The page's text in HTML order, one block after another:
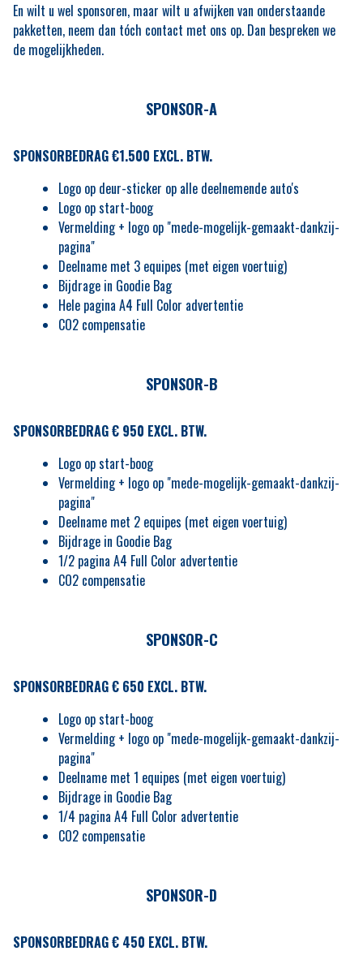
En wilt u wel sponsoren, maar wilt u afwijken van onderstaande
pakketten, neem dan tóch contact met ons op. Dan bespreken we
de mogelijkheden.
SPONSOR-A
SPONSORBEDRAG €1.500 EXCL. BTW.
Logo op deur-sticker op alle deelnemende auto's
Logo op start-boog
Vermelding + logo op "mede-mogelijk-gemaakt-dankzij-
pagina"
Deelname met 3 equipes (met eigen voertuig)
Bijdrage in Goodie Bag
Hele pagina A4 Full Color advertentie
CO2 compensatie
SPONSOR-B
SPONSORBEDRAG € 950 EXCL. BTW.
Logo op start-boog
Vermelding + logo op "mede-mogelijk-gemaakt-dankzij-
pagina"
Deelname met 2 equipes (met eigen voertuig)
Bijdrage in Goodie Bag
1/2 pagina A4 Full Color advertentie
CO2 compensatie
SPONSOR-C
SPONSORBEDRAG € 650 EXCL. BTW.
Logo op start-boog
Vermelding + logo op "mede-mogelijk-gemaakt-dankzij-
pagina"
Deelname met 1 equipes (met eigen voertuig)
Bijdrage in Goodie Bag
1/4 pagina A4 Full Color advertentie
CO2 compensatie
SPONSOR-D
SPONSORBEDRAG € 450 EXCL. BTW.